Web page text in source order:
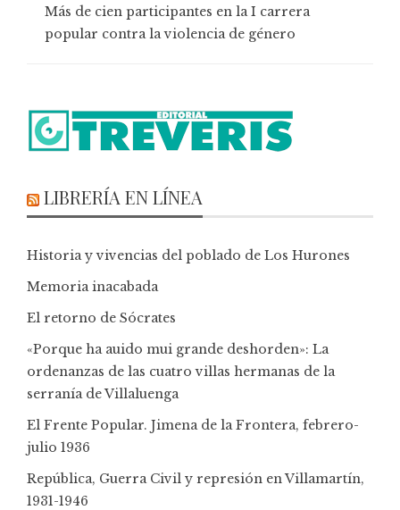
Más de cien participantes en la I carrera
popular contra la violencia de género
LIBRERÍA EN LÍNEA
Historia y vivencias del poblado de Los Hurones
Memoria inacabada
El retorno de Sócrates
«Porque ha auido mui grande deshorden»: La
ordenanzas de las cuatro villas hermanas de la
serranía de Villaluenga
El Frente Popular. Jimena de la Frontera, febrero-
julio 1936
República, Guerra Civil y represión en Villamartín,
1931-1946